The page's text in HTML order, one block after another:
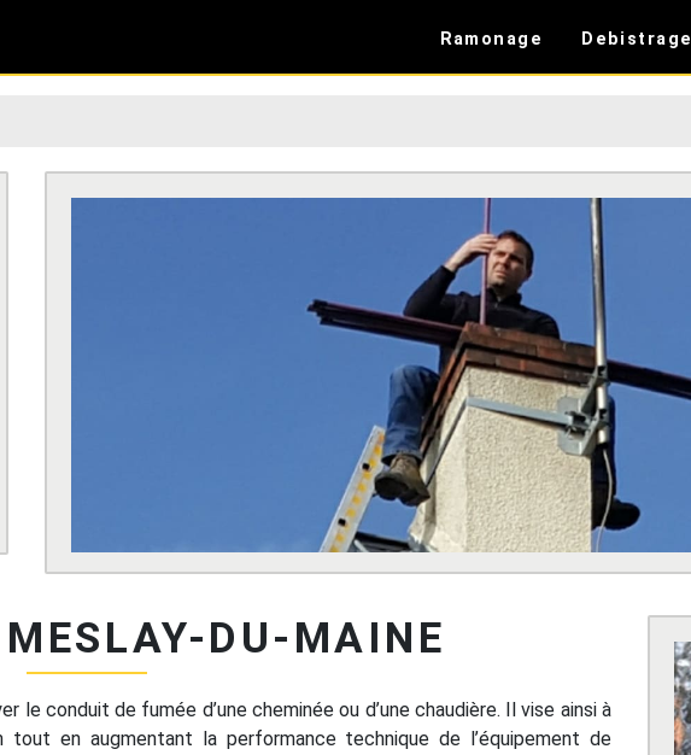
Ramonage Debistrage
DU-MAINE
le conduit de fumée d’une cheminée ou d’une chaudière. Il vise ainsi à
en augmentant la performance technique de l’équipement de